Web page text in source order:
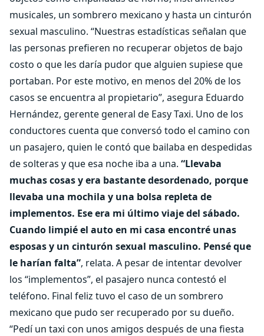
musicales, un sombrero mexicano y hasta un cinturón
sexual masculino. “Nuestras estadísticas señalan que
las personas prefieren no recuperar objetos de bajo
costo o que les daría pudor que alguien supiese que
portaban. Por este motivo, en menos del 20% de los
casos se encuentra al propietario”, asegura Eduardo
Hernández, gerente general de Easy Taxi. Uno de los
conductores cuenta que conversó todo el camino con
un pasajero, quien le contó que bailaba en despedidas
de solteras y que esa noche iba a una. “Llevaba
muchas cosas y era bastante desordenado, porque
llevaba una mochila y una bolsa repleta de
implementos. Ese era mi último viaje del sábado.
Cuando limpié el auto en mi casa encontré unas
esposas y un cinturón sexual masculino. Pensé que
le harían falta”, relata. A pesar de intentar devolver
los “implementos”, el pasajero nunca contestó el
teléfono. Final feliz tuvo el caso de un sombrero
mexicano que pudo ser recuperado por su dueño.
“Pedí un taxi con unos amigos después de una fiesta